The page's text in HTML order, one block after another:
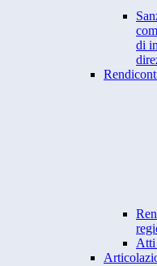
di
Atti